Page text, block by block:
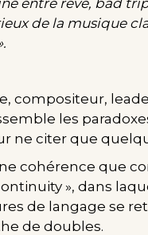
entre rêve, bad
de la musique
compositeur,
les
ne citer que
cohérence que
», dans
de langage se
de doubles.